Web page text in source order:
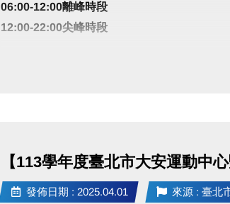
06:00-12:00離峰時段
12:00-22:00尖峰時段
感謝您的支持與配合
【113學年度臺北市大安運動中
發佈日期 : 2025.04.01 來源 : 臺北